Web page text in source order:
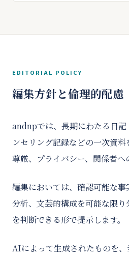
EDITORIAL POLICY
編集方針と倫理的配慮
andnpでは、長期にわたる日記
ンセリング記録などの一次資
尊厳、プライバシー、関係者へ
編集においては、確認可能な
分析、文芸的構成を可能な限
を判断できる形で提示します。
AIによって生成されたものを